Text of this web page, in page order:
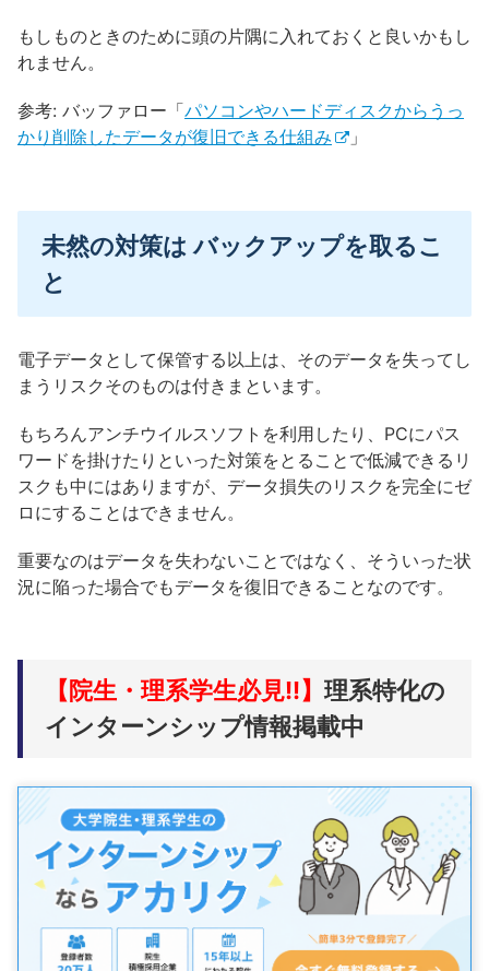
もしものときのために頭の片隅に入れておくと良いかもし
れません。
参考: バッファロー「パソコンやハードディスクからうっ
かり削除したデータが復旧できる仕組み
」
未然の対策は バックアップを取るこ
と
電子データとして保管する以上は、そのデータを失ってし
まうリスクそのものは付きまといます。
もちろんアンチウイルスソフトを利用したり、PCにパス
ワードを掛けたりといった対策をとることで低減できるリ
スクも中にはありますが、データ損失のリスクを完全にゼ
ロにすることはできません。
重要なのはデータを失わないことではなく、そういった状
況に陥った場合でもデータを復旧できることなのです。
【院生・理系学生必見!!】 理系特化の
インターンシップ情報掲載中